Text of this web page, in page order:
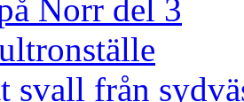
Norr del 3
svall från